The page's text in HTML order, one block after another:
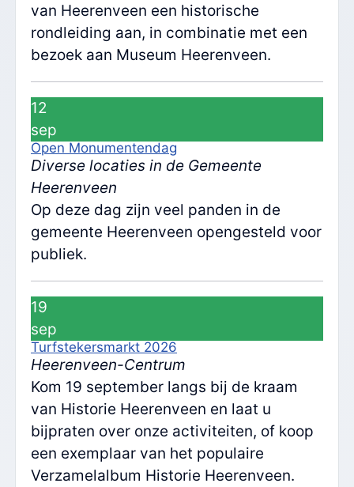
van Heerenveen een historische
rondleiding aan, in combinatie met een
bezoek aan Museum Heerenveen.
12
sep
Open Monumentendag
Diverse locaties in de Gemeente
Heerenveen
Op deze dag zijn veel panden in de
gemeente Heerenveen opengesteld voor
publiek.
19
sep
Turfstekersmarkt 2026
Heerenveen-Centrum
Kom 19 september langs bij de kraam
van Historie Heerenveen en laat u
bijpraten over onze activiteiten, of koop
een exemplaar van het populaire
Verzamelalbum Historie Heerenveen.